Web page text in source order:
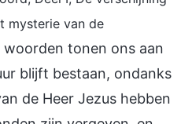
mysterie van de
woorden tonen ons aan
blijft bestaan, ondanks
de Heer Jezus hebben